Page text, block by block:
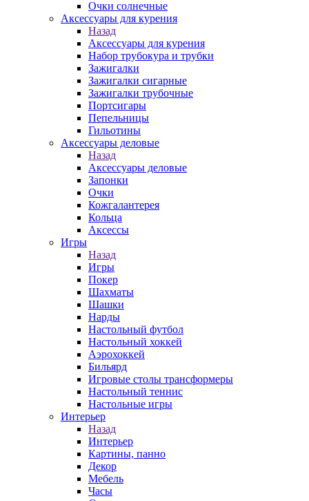
Очки солнечные
Аксессуары для курения
Назад
Аксессуары для курения
Набор трубокура и трубки
Зажигалки
Зажигалки сигарные
Зажигалки трубочные
Портсигары
Пепельницы
Гильотины
Аксессуары деловые
Назад
Аксессуары деловые
Запонки
Очки
Кожгалантерея
Кольца
Аксессы
Игры
Назад
Игры
Покер
Шахматы
Шашки
Нарды
Настольный футбол
Настольный хоккей
Аэрохоккей
Бильярд
Игровые столы трансформеры
Настольный теннис
Настольные игры
Интерьер
Назад
Интерьер
Картины, панно
Декор
Мебель
Часы